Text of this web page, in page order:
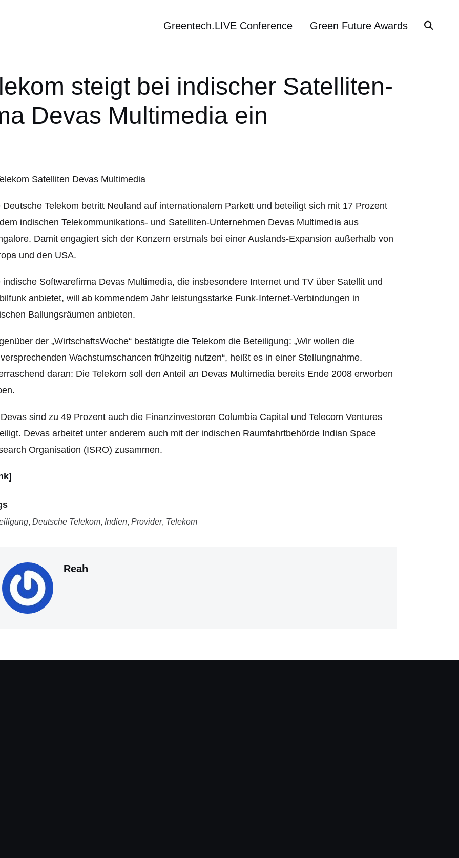
Greentech.LIVE Conference Green Future Awards
steigt bei indischer Satelliten-
Devas Multimedia ein
Deutsche Telekom betritt Neuland auf internationalem Parkett und beteiligt sich mit 17 Prozent
indischen Telekommunikations- und Satelliten-Unternehmen Devas Multimedia aus
Damit engagiert sich der Konzern erstmals bei einer Auslands-Expansion außerhalb von
und den USA.
indische Softwarefirma Devas Multimedia, die insbesondere Internet und TV über Satellit und
anbietet, will ab kommendem Jahr leistungsstarke Funk-Internet-Verbindungen in
Ballungsräumen anbieten.
der „WirtschaftsWoche“ bestätigte die Telekom die Beteiligung: „Wir wollen die
Wachstumschancen frühzeitig nutzen“, heißt es in einer Stellungnahme.
daran: Die Telekom soll den Anteil an Devas Multimedia bereits Ende 2008 erworben
sind zu 49 Prozent auch die Finanzinvestoren Columbia Capital und Telecom Ventures
Devas arbeitet unter anderem auch mit der indischen Raumfahrtbehörde Indian Space
Organisation (ISRO) zusammen.
, Deutsche Telekom, Indien, Provider, Telekom
Reah